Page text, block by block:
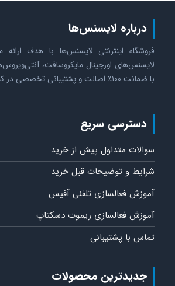
درباره لایسنس‌ها
فروشگاه اینترنتی لایسنس‌ها با هدف
لایسنس‌های اورجینال مایکروسافت،
با ضمانت ۱۰۰٪ اصالت و پشتیبانی تخصصی در کنار شماست.
دسترسی سریع
سوالات متداول پیش از خرید
شرایط و توضیحات قبل خرید
آموزش فعالسازی تلفنی آفیس
آموزش فعالسازی ریموت دسکتاپ
تماس با پشتیبانی
جدیدترین محصولات